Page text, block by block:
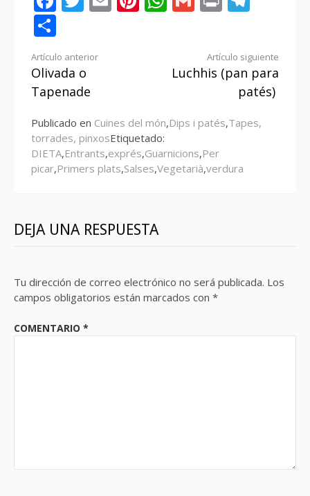
Seguir
leyendo
Artículo anterior
Olivada o
Tapenade
Artículo siguiente
Luchhis (pan para
patés)
Publicado en Cuines del món,Dips i patés,Tapes,
torrades, pinxosEtiquetado:
DIETA,Entrants,exprés,Guarnicions,Per
picar,Primers plats,Salses,Vegetarià,verdura
DEJA UNA RESPUESTA
Tu dirección de correo electrónico no será publicada. Los
campos obligatorios están marcados con *
COMENTARIO *